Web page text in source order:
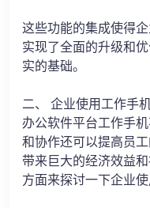
这些功能的集成使得
实现了全面的升级和
实的基础。
二、 企业使用工作手
办公软件平台工作手
和协作还可以提高员
带来巨大的经济效益
方面来探讨一下企业